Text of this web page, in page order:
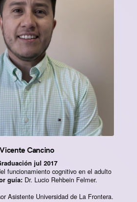
Vicente Cancino
jul 2017
funcionamiento cognitivo en el adulto
guía: Dr. Lucio Rehbein Felmer.
Asistente Universidad de La Frontera.